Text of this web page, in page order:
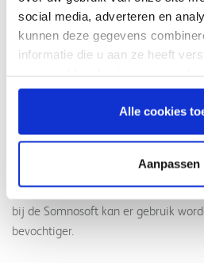
social media, adverteren en
kunnen deze gegevens
informatie die u aan ze heeft
Alle cookies
Aanpassen
De Lowenstein Medical
tussen obstructieve en centrale
fluctueren gedurende de slaap. De
Lowenstein Medical kan op elk
een vernauwing van de luchtwegen
meer uitgerust wakker, wat een
gezondheid. Zowel bij de
bij de Somnosoft kan er gebruik
bevochtiger.